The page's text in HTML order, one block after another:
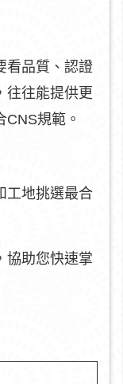
看品質、認證
往往能提供更
規範。
工地挑選最合
協助您快速掌